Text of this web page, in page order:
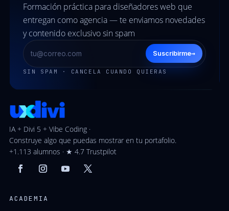
Formación práctica para diseñadores web que
entregan como agencia — te enviamos novedades
y contenido exclusivo sin spam
Suscribirme→
SIN SPAM · CANCELA CUANDO QUIERAS
IA + Divi 5 + Vibe Coding ·
Construye algo que puedas mostrar en tu portafolio.
+1.113 alumnos · ★ 4.7 Trustpilot
ACADEMIA